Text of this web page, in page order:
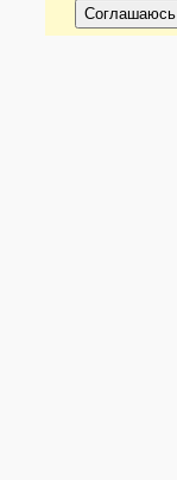
Соглашаюсь